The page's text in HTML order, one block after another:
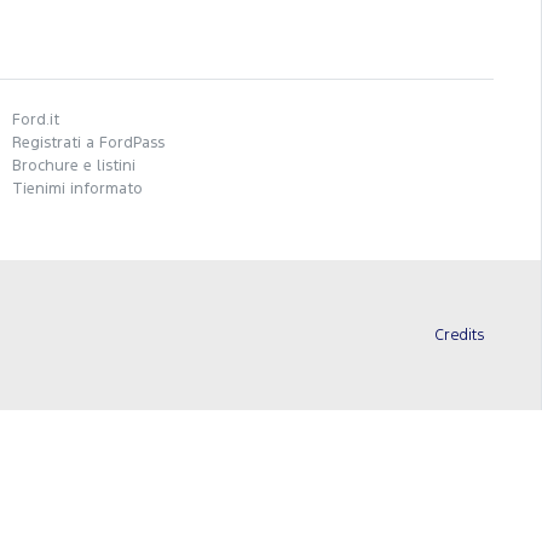
Ford.it
Registrati a FordPass
Brochure e listini
Tienimi informato
Credits